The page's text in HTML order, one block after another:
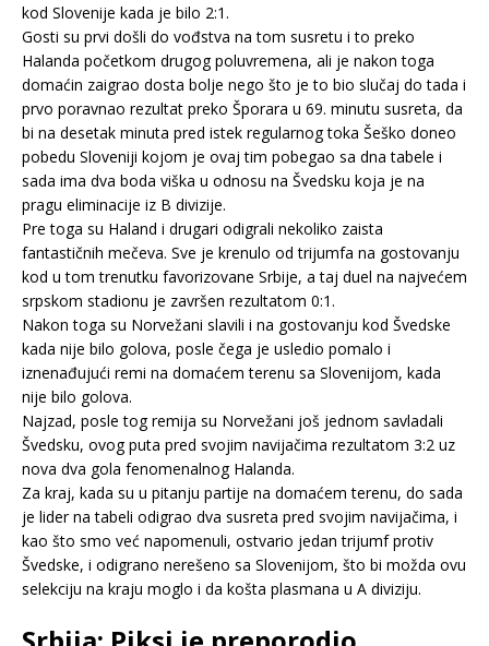
kod Slovenije kada je bilo 2:1.
Gosti su prvi došli do vođstva na tom susretu i to preko
Halanda početkom drugog poluvremena, ali je nakon toga
domaćin zaigrao dosta bolje nego što je to bio slučaj do tada i
prvo poravnao rezultat preko Šporara u 69. minutu susreta, da
bi na desetak minuta pred istek regularnog toka Šeško doneo
pobedu Sloveniji kojom je ovaj tim pobegao sa dna tabele i
sada ima dva boda viška u odnosu na Švedsku koja je na
pragu eliminacije iz B divizije.
Pre toga su Haland i drugari odigrali nekoliko zaista
fantastičnih mečeva. Sve je krenulo od trijumfa na gostovanju
kod u tom trenutku favorizovane Srbije, a taj duel na najvećem
srpskom stadionu je završen rezultatom 0:1.
Nakon toga su Norvežani slavili i na gostovanju kod Švedske
kada nije bilo golova, posle čega je usledio pomalo i
iznenađujući remi na domaćem terenu sa Slovenijom, kada
nije bilo golova.
Najzad, posle tog remija su Norvežani još jednom savladali
Švedsku, ovog puta pred svojim navijačima rezultatom 3:2 uz
nova dva gola fenomenalnog Halanda.
Za kraj, kada su u pitanju partije na domaćem terenu, do sada
je lider na tabeli odigrao dva susreta pred svojim navijačima, i
kao što smo već napomenuli, ostvario jedan trijumf protiv
Švedske, i odigrano nerešeno sa Slovenijom, što bi možda ovu
selekciju na kraju moglo i da košta plasmana u A diviziju.